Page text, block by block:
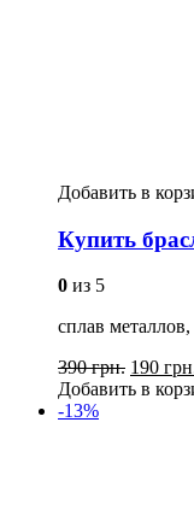
Добавить в
Купить
0 из 5
сплав
390 грн. 190
Добавить в
-13%